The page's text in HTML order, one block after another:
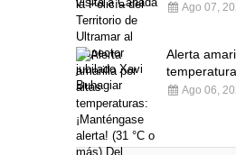
Ago 07,
Alerta
Ago 06,